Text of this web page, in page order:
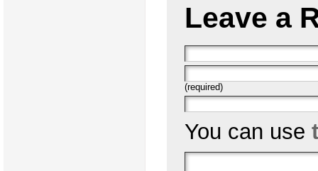
Leave a
(required)
You can use